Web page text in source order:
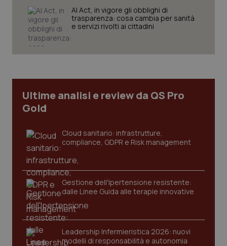
AI Act, in vigore gli obblighi di
trasparenza: cosa cambia per sanità
e servizi rivolti ai cittadini
Ultime analisi e review da QS Pro
Gold
Cloud sanitario: infrastrutture,
compliance, GDPR e Risk management
Gestione dell'Ipertensione resistente:
dalle Linee Guida alle terapie innovative
Leadership Infermieristica 2026: nuovi
modelli di responsabilità e autonomia
VISITOR_PRIVACY_METADATA
YouTube
.youtube.com
CookieScriptConsent
www.quotidianosanita.it